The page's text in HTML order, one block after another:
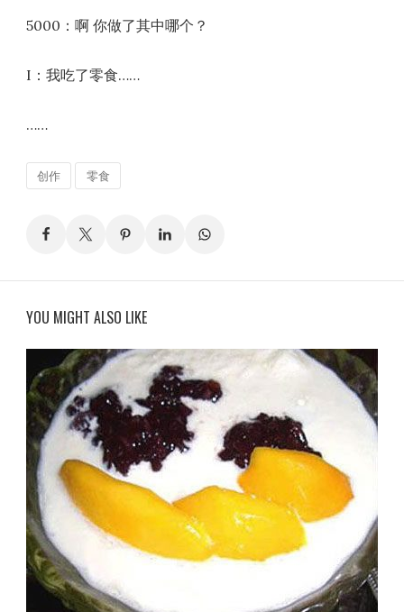
5000：啊 你做了其中哪个？
I：我吃了零食……
……
创作 零食
YOU MIGHT ALSO LIKE